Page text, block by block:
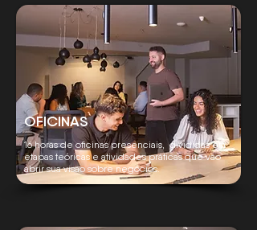
OFICINAS
16 horas de oficinas presenciais, divididas em
etapas teóricas e atividades práticas que vão
abrir sua visão sobre negócios.